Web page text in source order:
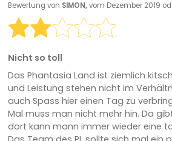
Bewertung von SIMON,vom Dezember 2019
Nicht so toll
Das Phantasia Land ist ziemlich
und Leistung stehen nicht im
auch Spass hier einen Tag zu
Mal muss man nicht mehr hin. Da
dort kann mann immer wieder eine